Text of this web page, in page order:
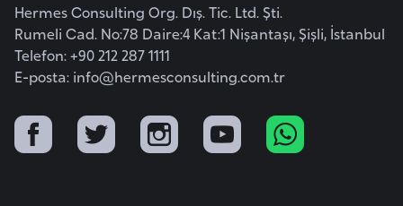
Hermes Consulting Org. Dış. Tic. Ltd. Şti.
Rumeli Cad. No:78 Daire:4 Kat:1 Nişantaşı, Şişli, İstanbul
Telefon: +90 212 287 1111
E-posta: info@hermesconsulting.com.tr
r
a
i
l
İ